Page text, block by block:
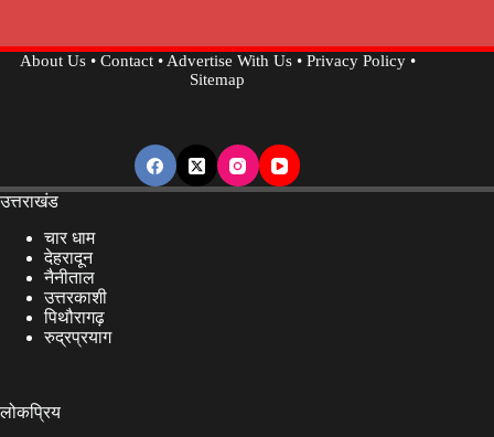
About Us• Contact•Advertise With Us• Privacy Policy•
Sitemap
उत्तराखंड
चार धाम
देहरादून
नैनीताल
उत्तरकाशी
पिथौरागढ़
रुद्रप्रयाग
लोकप्रिय